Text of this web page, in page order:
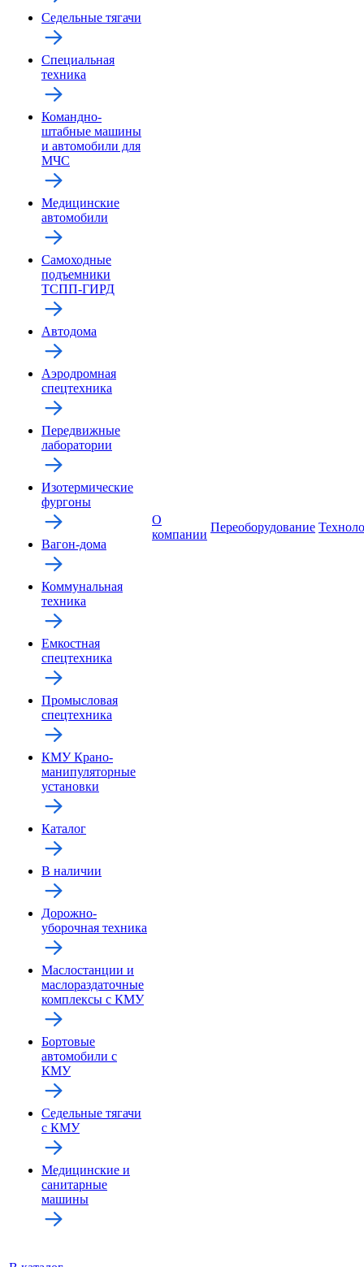
Седельные тягачи
Специальная
техника
Командно-
штабные машины
и автомобили для
МЧС
Медицинские
автомобили
Самоходные
подъемники
ТСПП-ГИРД
Автодома
Аэродромная
спецтехника
Передвижные
лаборатории
Изотермические
фургоны
Вагон-дома
Коммунальная
техника
Емкостная
спецтехника
Промысловая
спецтехника
КМУ Крано-
манипуляторные
установки
Каталог
В наличии
Дорожно-
уборочная техника
Маслостанции и
маслораздаточные
комплексы с КМУ
Бортовые
автомобили с
КМУ
Седельные тягачи
с КМУ
Медицинские и
санитарные
машины
О
компании
Переоборудование